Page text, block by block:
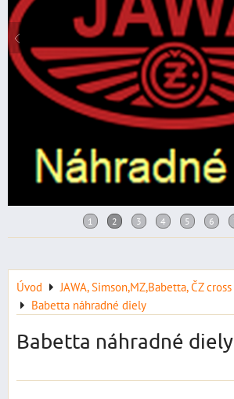
Úvod
JAWA, Simson,MZ,Babetta, ČZ cross
Babetta náhradné diely
Babetta náhradné diely